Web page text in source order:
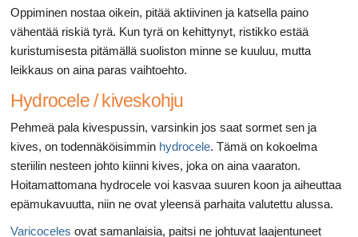
Oppiminen nostaa oikein, pitää aktiivinen ja katsella paino
vähentää riskiä tyrä. Kun tyrä on kehittynyt, ristikko estää
kuristumisesta pitämällä suoliston minne se kuuluu, mutta
leikkaus on aina paras vaihtoehto.
Hydrocele / kiveskohju
Pehmeä pala kivespussin, varsinkin jos saat sormet sen ja
kives, on todennäköisimmin hydrocele. Tämä on kokoelma
steriilin nesteen johto kiinni kives, joka on aina vaaraton.
Hoitamattomana hydrocele voi kasvaa suuren koon ja aiheuttaa
epämukavuutta, niin ne ovat yleensä parhaita valutettu alussa.
Varicoceles ovat samanlaisia, paitsi ne johtuvat laajentuneet